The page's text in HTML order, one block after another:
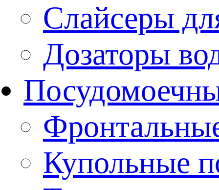
Слайсеры
Дозаторы
Купольные